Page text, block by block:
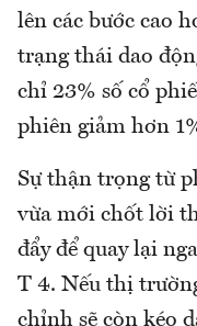
lên các bước cao
trạng thái dao
chỉ 23% số cổ
phiên giảm hơn
Sự thận trọng từ
vừa mới chốt lời
đẩy để quay lại
T 4. Nếu thị
chỉnh sẽ còn kéo